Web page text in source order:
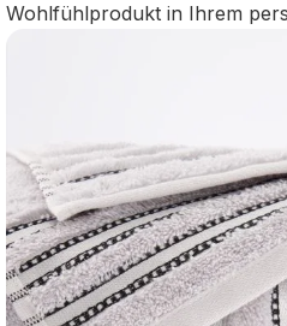
Wohlfühlprodukt in Ihrem